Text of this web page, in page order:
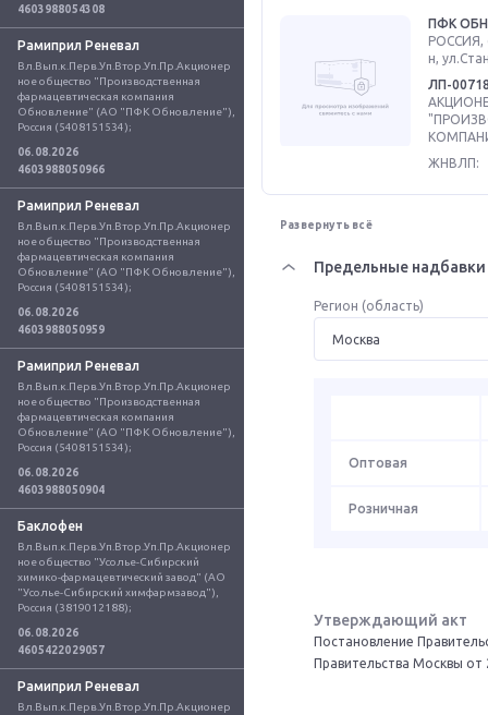
4603988054308
Рамиприл Реневал
Вл.Вып.к.Перв.Уп.Втор.Уп.Пр.Акционер
ное общество "Производственная
фармацевтическая компания
Обновление" (АО "ПФК Обновление"),
Россия (5408151534);
06.08.2026
4603988050966
Рамиприл Реневал
Вл.Вып.к.Перв.Уп.Втор.Уп.Пр.Акционер
ное общество "Производственная
фармацевтическая компания
Обновление" (АО "ПФК Обновление"),
Россия (5408151534);
06.08.2026
4603988050959
Рамиприл Реневал
Вл.Вып.к.Перв.Уп.Втор.Уп.Пр.Акционер
ное общество "Производственная
фармацевтическая компания
Обновление" (АО "ПФК Обновление"),
Россия (5408151534);
06.08.2026
4603988050904
Баклофен
Вл.Вып.к.Перв.Уп.Втор.Уп.Пр.Акционер
ное общество "Усолье-Сибирский
химико-фармацевтический завод" (АО
"Усолье-Сибирский химфармзавод"),
Россия (3819012188);
06.08.2026
4605422029057
Рамиприл Реневал
Вл.Вып.к.Перв.Уп.Втор.Уп.Пр.Акционер
ПФК
РОССИЯ,
н,
ЛП-
ЖНВЛП:
Развернуть всё
Предельные надбавки
Регион (область)
Оптовая
Розничная
Утверждающий акт
Постановление
Правительства Москвы